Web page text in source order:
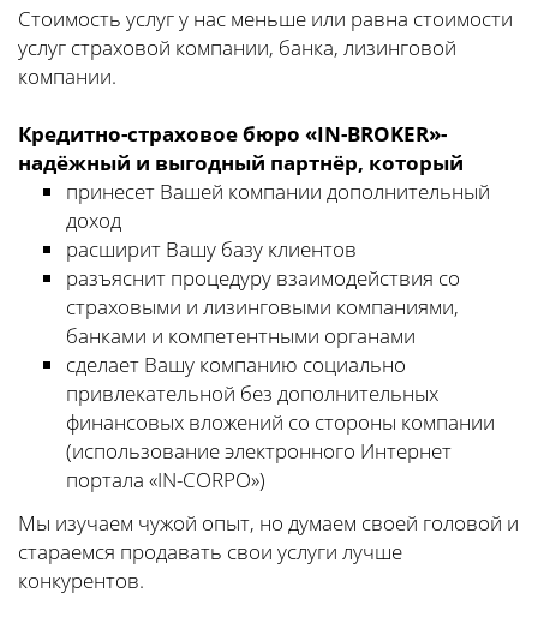
Стоимость услуг у нас меньше или равна стоимости
услуг страховой компании, банка, лизинговой
компании.
Кредитно-страховое бюро «IN-BROKER»-
надёжный и выгодный партнёр, который
принесет Вашей компании дополнительный
доход
расширит Вашу базу клиентов
разъяснит процедуру взаимодействия со
страховыми и лизинговыми компаниями,
банками и компетентными органами
сделает Вашу компанию социально
привлекательной без дополнительных
финансовых вложений со стороны компании
(использование электронного Интернет
портала «IN-CORPO»)
Мы изучаем чужой опыт, но думаем своей головой и
стараемся продавать свои услуги лучше
конкурентов.